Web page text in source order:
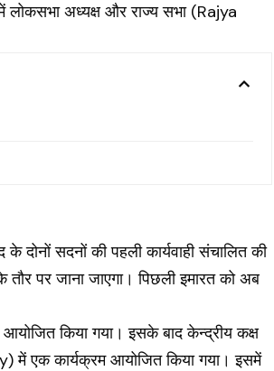
अध्यक्ष और राज्य सभा (Rajya
सदनों की पहली कार्यवाही संचालित की
पर जाना जाएगा। पिछली इमारत को अब
किया गया। इसके बाद केन्द्रीय कक्ष
कार्यक्रम आयोजित किया गया। इसमें